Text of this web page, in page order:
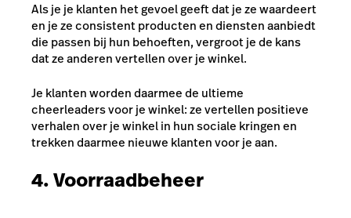
Als je je klanten het gevoel geeft dat je ze waardeert
en je ze consistent producten en diensten aanbiedt
die passen bij hun behoeften, vergroot je de kans
dat ze anderen vertellen over je winkel.
Je klanten worden daarmee de ultieme
cheerleaders voor je winkel: ze vertellen positieve
verhalen over je winkel in hun sociale kringen en
trekken daarmee nieuwe klanten voor je aan.
4. Voorraadbeheer